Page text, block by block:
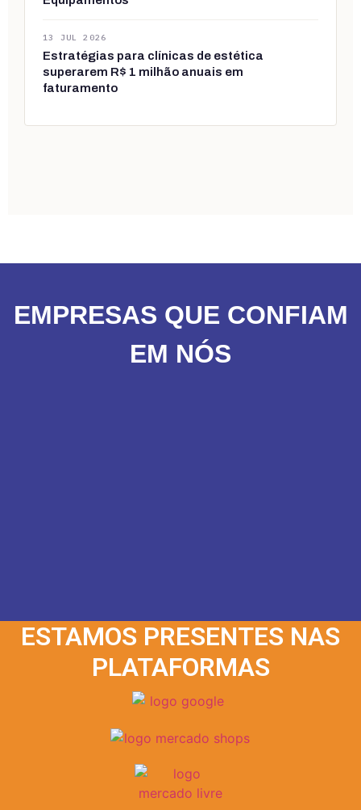
13 JUL 2026
Estratégias para clínicas de estética
superarem R$ 1 milhão anuais em
faturamento
EMPRESAS QUE CONFIAM
EM NÓS
ESTAMOS PRESENTES NAS
PLATAFORMAS